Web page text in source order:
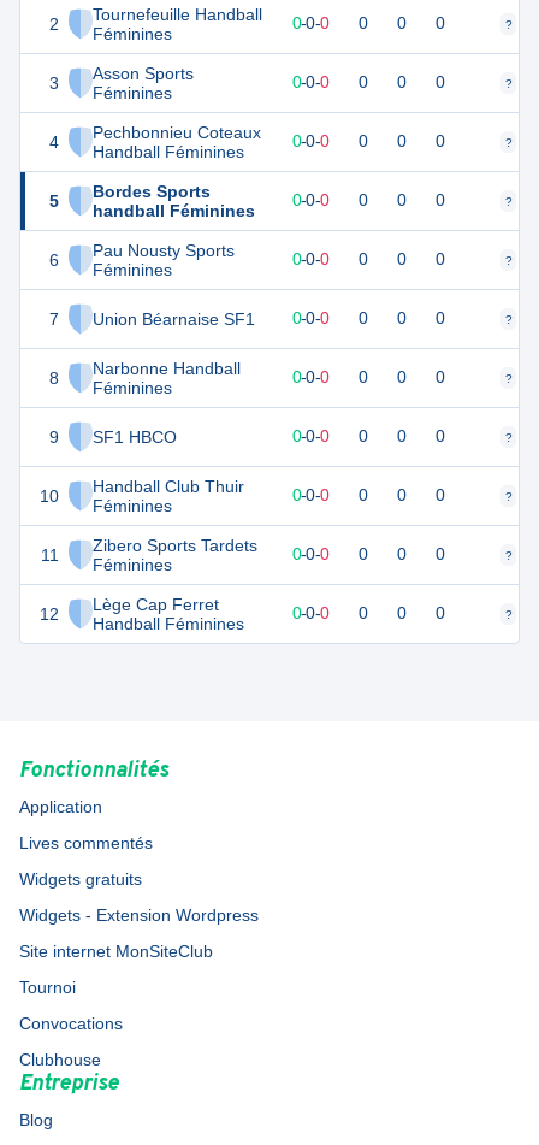
2
Tournefeuille Handball
Féminines
3
Asson Sports
Féminines
4
Pechbonnieu Coteaux
Handball Féminines
5
Bordes Sports
handball Féminines
6
Pau Nousty Sports
Féminines
7 Union Béarnaise SF1
8
Narbonne Handball
Féminines
9 SF1 HBCO
10
Handball Club Thuir
Féminines
11
Zibero Sports Tardets
Féminines
12
Lège Cap Ferret
Handball Féminines
0 0 0-0-0 0 0 0 ?
0-0-0 0 0 0 ?
0 0 0-0-0 0 0 0 ?
0 0-0-0 0 0 0 ?
0 0-0-0 0 0 0 ?
0 0-0-0 0 0 0 ?
0 0-0-0 0 0 0 ?
0-0-0 0 0 0 ?
0 0-0-0 0 0 0 ?
0 0 0-0-0 0 0 0 ?
0 0-0-0 0 0 0 ?
Fonctionnalités
Application
Lives commentés
Widgets gratuits
Widgets - Extension Wordpress
Site internet MonSiteClub
Tournoi
Convocations
Clubhouse
Entreprise
Blog